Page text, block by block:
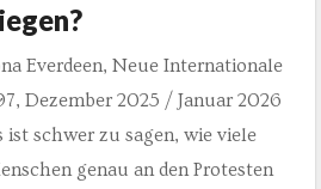
Everdeen, Neue Internationale
Dezember 2025 / Januar 2026
ist schwer zu sagen, wie viele
genau an den Protesten